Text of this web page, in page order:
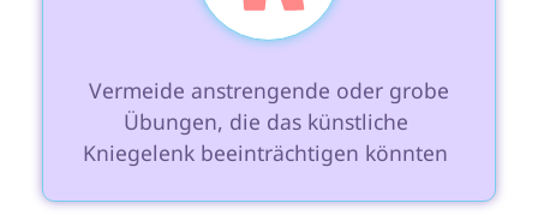
Übungen, die das künstliche
Kniegelenk beeinträchtigen könnten